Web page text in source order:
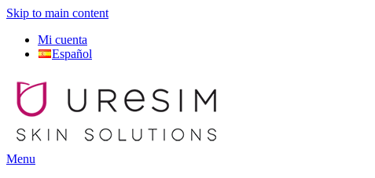
Skip to main content
Mi cuenta
Español
Menu